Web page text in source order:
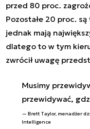
przed 80 proc.
Pozostałe 20 proc.
jednak mają
dlatego to w tym
zwrócił uwagę
Musimy
przewidywać,
Brett Taylor, menadżer
Intelligence